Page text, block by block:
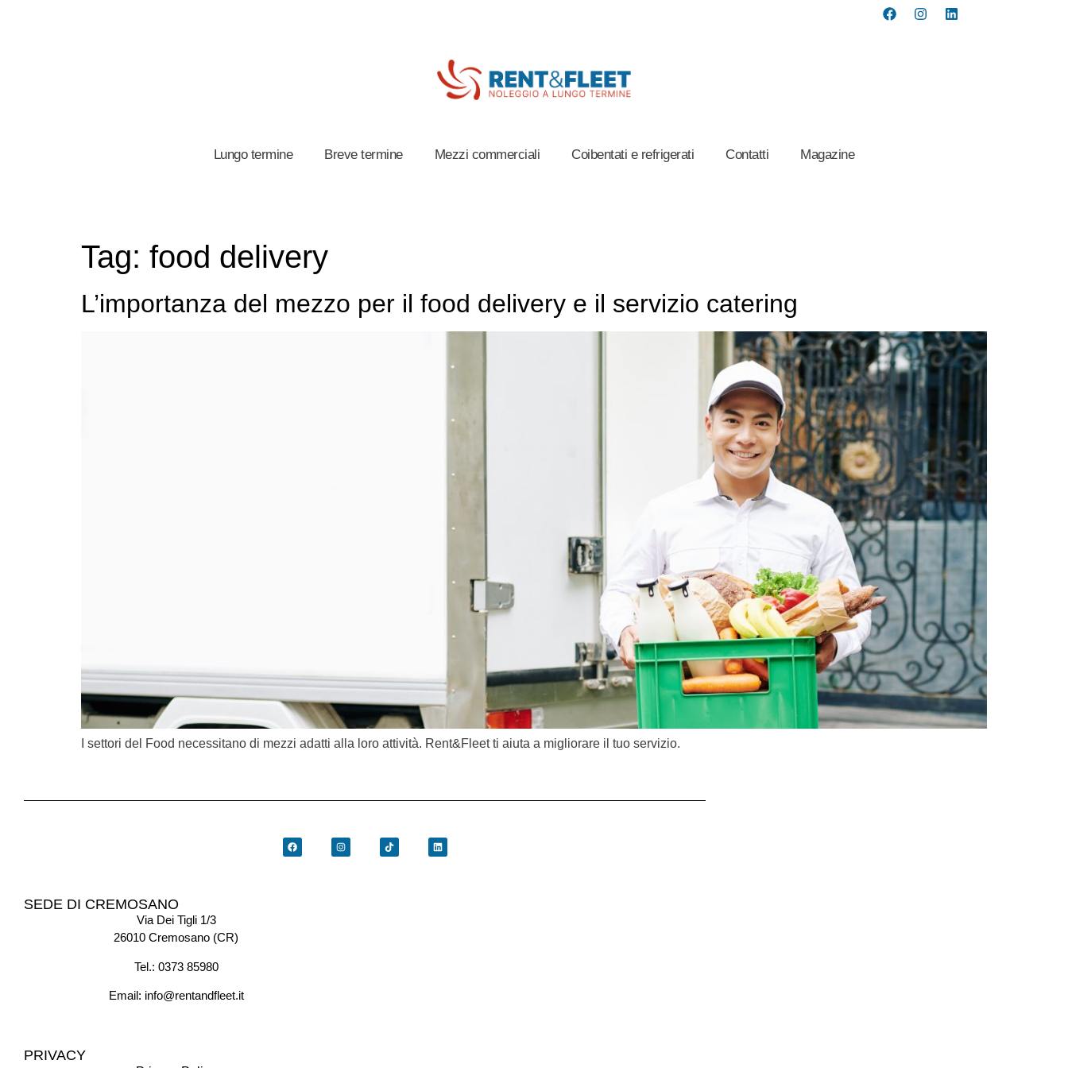
Lungo termine Breve termine Mezzi commerciali Coibentati e refrigerati Contatti Magazine
Tag: food delivery
L’importanza del mezzo per il food delivery e il servizio catering
I settori del Food necessitano di mezzi adatti alla loro attività. Rent&Fleet ti aiuta a migliorare il tuo servizio.
SEDE DI CREMOSANO
Via Dei Tigli 1/3
26010 Cremosano (CR)
Tel.: 0373 85980
Email: info@rentandfleet.it
PRIVACY